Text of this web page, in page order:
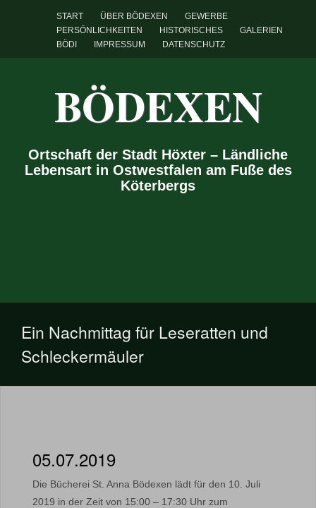
START ÜBER BÖDEXEN
GEWERBE
PERSÖNLICHKEITEN
HISTORISCHES
GALERIEN
BÖDI
IMPRESSUM DATENSCHUTZ
BÖDEXEN
Ortschaft der Stadt Höxter – Ländliche
Lebensart in Ostwestfalen am Fuße des
Köterbergs
Ein Nachmittag für Leseratten und
Schleckermäuler
05.07.2019
Die Bücherei St. Anna Bödexen lädt für den 10. Juli
2019 in der Zeit von 15:00 – 17:30 Uhr zum